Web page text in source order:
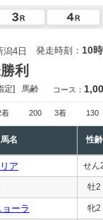
4日 発走時刻： 10
利
定] 馬齢 コース：
着 200 3着 130
馬名 性齢
ア せん
牡2
ーラ 牝2